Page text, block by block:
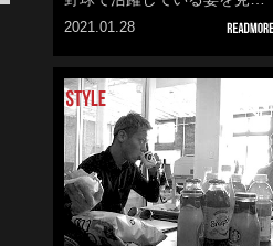
2021.01.28